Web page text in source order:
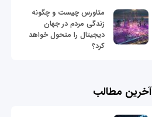
متاورس چیست و چگونه
زندگی مردم در جهان
دیجیتال را متحول خواهد
کرد؟
آخرین مطالب